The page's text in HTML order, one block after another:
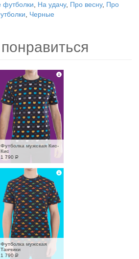
футболки На удачу, Про весну, Про
Черные
Футболка мужская Кис-
Кис
1 790 Р
Футболка мужская
Танчики
1 790 Р